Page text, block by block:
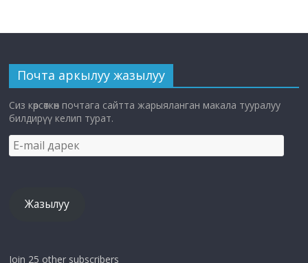
Почта аркылуу жазылуу
Сиз көрсөткөн почтага сайтта жарыяланган макала тууралуу
билдирүү келип турат.
E-
mail
Жазылуу
Join 25 other subscribers